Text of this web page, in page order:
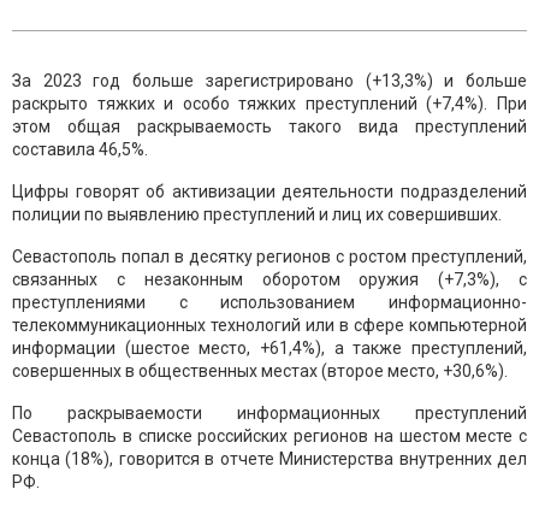
За 2023 год больше зарегистрировано (+13,3%) и больше
раскрыто тяжких и особо тяжких преступлений (+7,4%). При
этом общая раскрываемость такого вида преступлений
составила 46,5%.
Цифры говорят об активизации деятельности подразделений
полиции по выявлению преступлений и лиц их совершивших.
Севастополь попал в десятку регионов с ростом преступлений,
связанных с незаконным оборотом оружия (+7,3%), с
преступлениями с использованием информационно-
телекоммуникационных технологий или в сфере компьютерной
информации (шестое место, +61,4%), а также преступлений,
совершенных в общественных местах (второе место, +30,6%).
По раскрываемости информационных преступлений
Севастополь в списке российских регионов на шестом месте с
конца (18%), говорится в отчете Министерства внутренних дел
РФ.